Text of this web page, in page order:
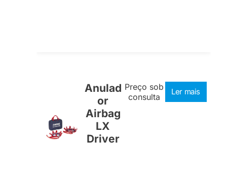
Anulad
or
Airbag
LX
Driver
Preço sob
consulta
Ler mais